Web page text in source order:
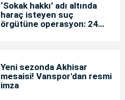
‘Sokak hakkı’ adı altında
haraç isteyen suç
örgütüne operasyon: 24
Yeni sezonda Akhisar
mesaisi! Vanspor'dan resmi
imza